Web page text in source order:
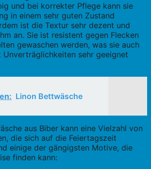
und bei korrekter Pflege kann sie
in einem sehr guten Zustand
ist die Textur sehr dezent und
an. Sie ist resistent gegen Flecken
gewaschen werden, was sie auch
Unverträglichkeiten sehr geeignet
Linon Bettwäsche
aus Biber kann eine Vielzahl von
die sich auf die Feiertagszeit
einige der gängigsten Motive, die
finden kann: